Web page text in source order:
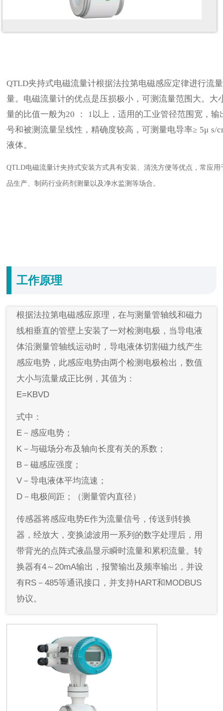
QTLD夹持式电磁流量计根据法拉第电磁感应定律进行流
量。电磁流量计的优点是压损极小，可测流量范围大。大
量的比值一般为20 ： 1 以上，适用的工业管径范围宽，输
号和被测流量呈线性，精确度较高，可测量电导率≥ 5μ s/
液体。
QTLD电磁流量计夹持式安装方式具有安装、清洗方便等优点，常应用
品生产、制药行业药剂测量以及净水监测等场合。
工作原理
根据法拉第电磁感应原理，在与测量管轴线和磁力
线相垂直的管壁上安装了一对检测电极，当导电液
体沿测量管轴线运动时，导电液体切割磁力线产生
感应电势，此感应电势由两个检测电极检出，数值
大小与流量成正比例，其值为：
E=KBVD
式中：
E－感应电势；
K－与磁场分布及轴向长度有关的系数；
B－磁感应强度；
V－导电液体平均流速；
D－电极间距；（测量管内直径）
传感器将感应电势E作为流量信号，传送到转换
器，经放大，变换滤波用一系列的数字处理后，用
带背光的点阵式液晶显示瞬时流量和累积流量。转
换器有4～20mA输出，报警输出及频率输出，并设
有RS－485等通讯接口，并支持HART和MODBUS
协议。